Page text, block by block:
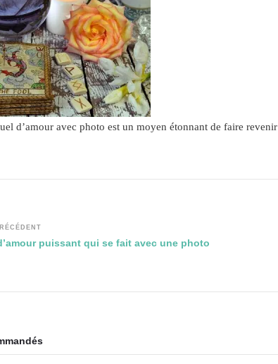
d’amour avec photo est un moyen étonnant de faire
puissant qui se fait avec une photo